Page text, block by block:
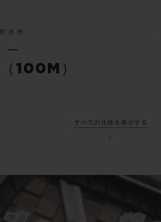
水性
100M）
すべての仕様を表示する